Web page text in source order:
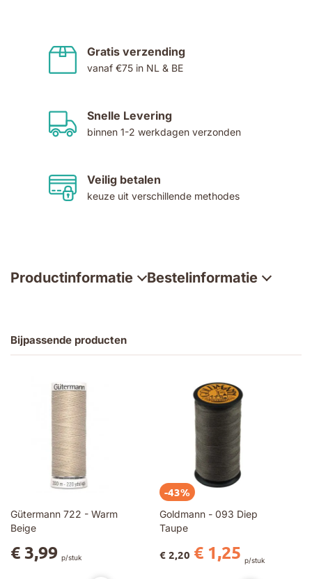
Gratis verzending
vanaf €75 in NL & BE
Snelle Levering
binnen 1-2 werkdagen verzonden
Veilig betalen
keuze uit verschillende methodes
Productinformatie Bestelinformatie
Bijpassende producten
Gütermann 722 - Warm
Beige
€ 3,99 p/stuk
-43%
Goldmann - 093 Diep
Taupe
€ 1,25
€ 2,20 p/stuk